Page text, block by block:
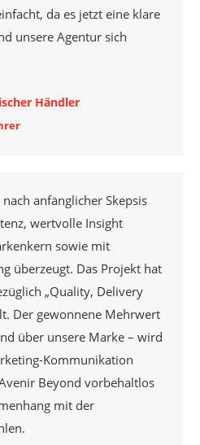
da es jetzt eine klare
unsere Agentur sich
Händler
anfänglicher Skepsis
wertvolle Insight
sowie mit
überzeugt. Das Projekt hat
„Quality, Delivery
Der gewonnene Mehrwert
über unsere Marke – wird
Kommunikation
Beyond vorbehaltlos
mit der